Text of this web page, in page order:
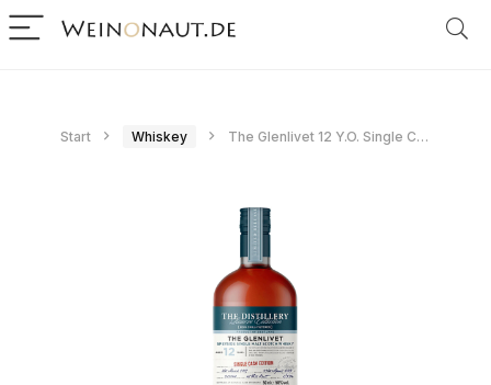
Start Whiskey The Glenlivet 12 Y.O. Single Cask Edition Butt 50 cl 50 cl.